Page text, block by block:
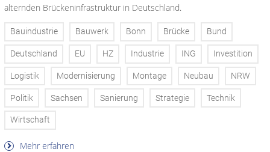
alternden Brückeninfrastruktur in Deutschland.
Bauindustrie Bauwerk Bonn Brücke Bund
Deutschland EU HZ Industrie ING Investition
Logistik Modernisierung Montage Neubau NRW
Politik Sachsen Sanierung Strategie Technik
Wirtschaft
Mehr erfahren